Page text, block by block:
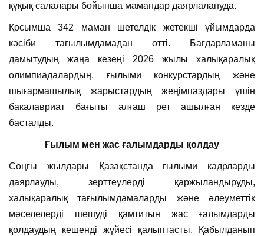
құқық салалары бойынша мамандар даярлалануда.
Қосымша 342 маман шетелдік жетекші ұйымдарда
кәсіби тағылымдамадан өтті. Бағдарламаны
дамытудың жаңа кезеңі 2026 жылы халықаралық
олимпиадалардың, ғылыми конкурстардың және
шығармашылық жарыстардың жеңімпаздары үшін
бакалавриат бағыты алғаш рет ашылған кезде
басталды.
Ғылым мен жас ғалымдарды қолдау
Соңғы жылдары Қазақстанда ғылыми кадрларды
даярлауды, зерттеулерді қаржыландыруды,
халықаралық тағылымдамаларды және әлеуметтік
мәселелерді шешуді қамтитын жас ғалымдарды
қолдаудың кешенді жүйесі қалыптасты. Қабылданып